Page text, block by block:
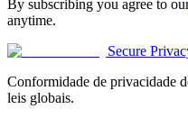
By subscribing you agree to
anytime.
Secure
Conformidade de privacidade
leis globais.